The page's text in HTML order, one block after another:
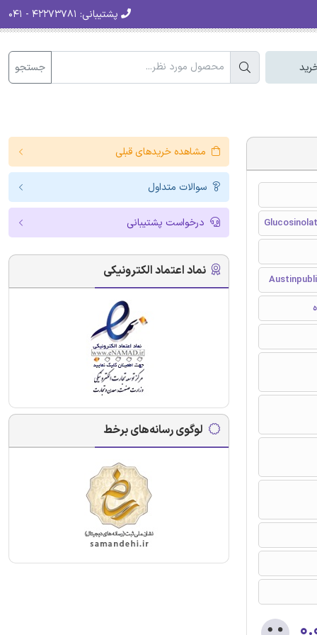
پشتیبانی:
جستجو
مشاهده خریدهای قبلی
سوالات متداول
درخواست پشتیبانی
نماد اعتماد الکترونیکی
لوگوی رسانه‌های برخط